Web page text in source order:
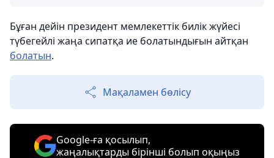
Бұған дейін президент мемлекеттік билік жүйесі
түбегейлі жаңа сипатқа ие болатындығын айтқан
болатын.
Мақаламен бөлісу
Google-ға қосылып,
жаңалықтарды бірінші болып оқыңыз